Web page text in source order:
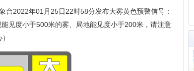
台2022年01月25日22时58分发布大雾黄色预警信号：
见度小于500米的雾、局地能见度小于200米，请注意